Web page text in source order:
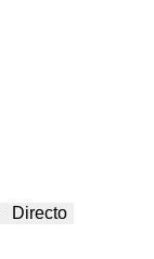
Directo